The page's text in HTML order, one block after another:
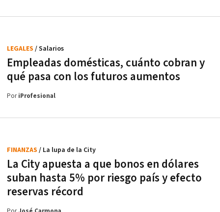
Empleadas domésticas, cuánto cobran y
qué pasa con los futuros aumentos
LEGALES / Salarios
PoriProfesional
La City apuesta a que bonos en dólares
suban hasta 5% por riesgo país y efecto
reservas récord
FINANZAS / La lupa de la City